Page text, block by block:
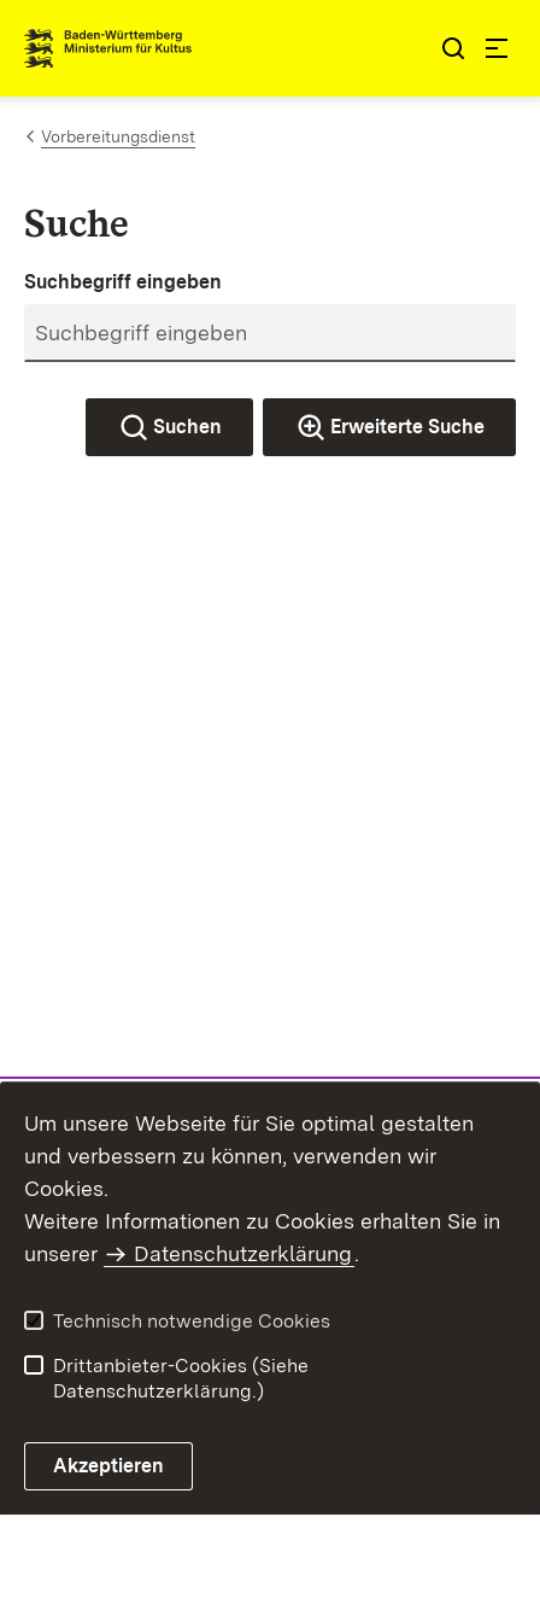
Zum Inhalt springen
Link zur Startseite
Vorbereitungsdienst
Suche
Suchbegriff eingeben
Suchen Erweiterte Suche
Benutzungshinweise
Erklärung zur
Um unsere Webseite für Sie optimal gestalten
und verbessern zu können, verwenden wir
Cookies.
Weitere Informationen zu Cookies erhalten Sie in
unserer
Datenschutzerklärung.
Technisch notwendige Cookies
Drittanbieter-Cookies (Siehe
Datenschutzerklärung.)
Akzeptieren